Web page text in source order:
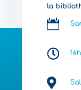
la

 16h
